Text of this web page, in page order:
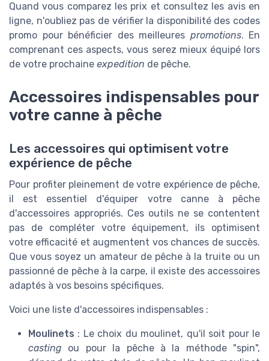
Quand vous comparez les prix et consultez les avis en
ligne, n'oubliez pas de vérifier la disponibilité des codes
promo pour bénéficier des meilleures promotions. En
comprenant ces aspects, vous serez mieux équipé lors
de votre prochaine expedition de pêche.
Accessoires indispensables pour
votre canne à pêche
Les accessoires qui optimisent votre
expérience de pêche
Pour profiter pleinement de votre expérience de pêche,
il est essentiel d'équiper votre canne à pêche
d'accessoires appropriés. Ces outils ne se contentent
pas de compléter votre équipement, ils optimisent
votre efficacité et augmentent vos chances de succès.
Que vous soyez un amateur de pêche à la truite ou un
passionné de pêche à la carpe, il existe des accessoires
adaptés à vos besoins spécifiques.
Voici une liste d'accessoires indispensables :
Moulinets : Le choix du moulinet, qu'il soit pour le
casting ou pour la pêche à la méthode "spin",